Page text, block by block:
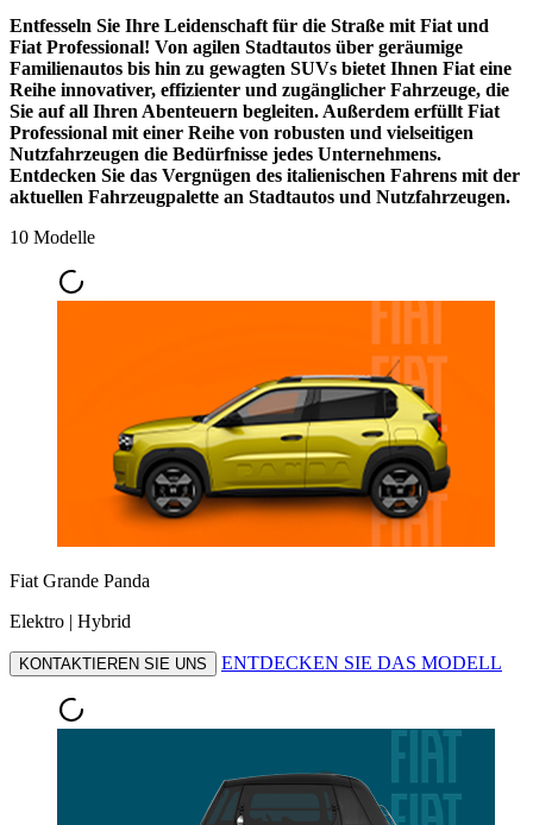
Entfesseln Sie Ihre Leidenschaft für die Straße mit Fiat und
Fiat Professional! Von agilen Stadtautos über geräumige
Familienautos bis hin zu gewagten SUVs bietet Ihnen Fiat eine
Reihe innovativer, effizienter und zugänglicher Fahrzeuge, die
Sie auf all Ihren Abenteuern begleiten. Außerdem erfüllt Fiat
Professional mit einer Reihe von robusten und vielseitigen
Nutzfahrzeugen die Bedürfnisse jedes Unternehmens.
Entdecken Sie das Vergnügen des italienischen Fahrens mit der
aktuellen Fahrzeugpalette an Stadtautos und Nutzfahrzeugen.
10 Modelle
Fiat Grande Panda
Elektro | Hybrid
KONTAKTIEREN SIE UNS ENTDECKEN SIE DAS MODELL